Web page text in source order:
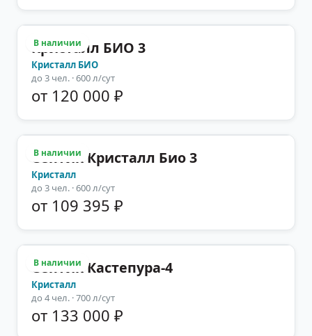
В наличии
Кристалл БИО 3
Кристалл БИО
до 3 чел. · 600 л/сут
от 120 000 ₽
В наличии
Септик Кристалл Био 3
Кристалл
до 3 чел. · 600 л/сут
от 109 395 ₽
В наличии
Септик Кастепура-4
Кристалл
до 4 чел. · 700 л/сут
от 133 000 ₽